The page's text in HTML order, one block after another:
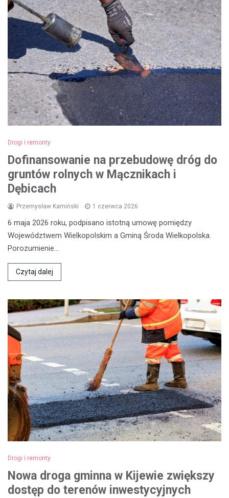
Drogi i remonty
Dofinansowanie na przebudowę dróg do
gruntów rolnych w Mącznikach i
Dębicach
Przemysław Kamiński 1 czerwca 2026
6 maja 2026 roku, podpisano istotną umowę pomiędzy
Województwem Wielkopolskim a Gminą Środa Wielkopolska.
Porozumienie…
Czytaj dalej
Drogi i remonty
Nowa droga gminna w Kijewie zwiększy
dostęp do terenów inwestycyjnych